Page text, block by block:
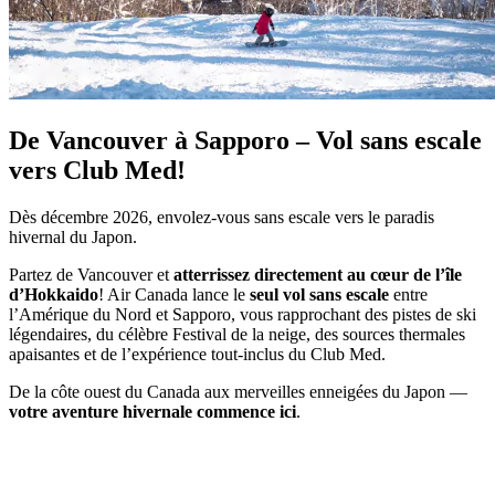
De Vancouver à Sapporo – Vol sans escale
vers Club Med!
Dès décembre 2026, envolez-vous sans escale vers le paradis
hivernal du Japon.
Partez de Vancouver et atterrissez directement au cœur de l’île
d’Hokkaido! Air Canada lance le seul vol sans escale entre
l’Amérique du Nord et Sapporo, vous rapprochant des pistes de ski
légendaires, du célèbre Festival de la neige, des sources thermales
apaisantes et de l’expérience tout-inclus du Club Med.
De la côte ouest du Canada aux merveilles enneigées du Japon —
votre aventure hivernale commence ici.